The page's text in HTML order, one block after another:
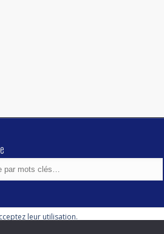
leur utilisation.